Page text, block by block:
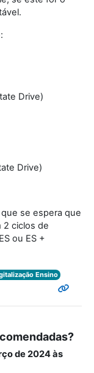
Drive)
Drive)
se espera que
2 ciclos de
ou ES +
Ensino
de 2024 às